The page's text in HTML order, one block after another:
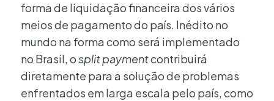
forma de liquidação financeira dos vários
meios de pagamento do país. Inédito no
mundo na forma como será implementado
no Brasil, osplit paymentcontribuirá
diretamente para a solução de problemas
enfrentados em larga escala pelo país, como